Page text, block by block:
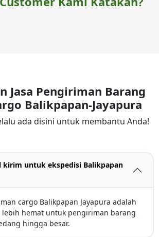
Jasa Pengiriman Barang
Balikpapan-Jayapura
ada disini untuk membantu Anda!
kirim untuk ekspedisi Balikpapan
cargo Balikpapan Jayapura adalah
lebih hemat untuk pengiriman barang
hingga besar.